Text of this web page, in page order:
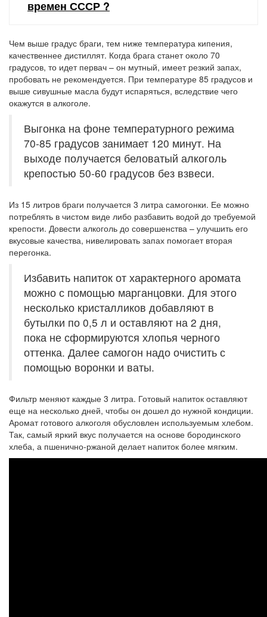
времен СССР ?
Чем выше градус браги, тем ниже температура кипения,
качественнее дистиллят. Когда брага станет около 70
градусов, то идет первач – он мутный, имеет резкий запах,
пробовать не рекомендуется. При температуре 85 градусов и
выше сивушные масла будут испаряться, вследствие чего
окажутся в алкоголе.
Выгонка на фоне температурного режима
70-85 градусов занимает 120 минут. На
выходе получается беловатый алкоголь
крепостью 50-60 градусов без взвеси.
Из 15 литров браги получается 3 литра самогонки. Ее можно
потреблять в чистом виде либо разбавить водой до требуемой
крепости. Довести алкоголь до совершенства – улучшить его
вкусовые качества, нивелировать запах помогает вторая
перегонка.
Избавить напиток от характерного аромата
можно с помощью марганцовки. Для этого
несколько кристалликов добавляют в
бутылки по 0,5 л и оставляют на 2 дня,
пока не сформируются хлопья черного
оттенка. Далее самогон надо очистить с
помощью воронки и ваты.
Фильтр меняют каждые 3 литра. Готовый напиток оставляют
еще на несколько дней, чтобы он дошел до нужной кондиции.
Аромат готового алкоголя обусловлен используемым хлебом.
Так, самый яркий вкус получается на основе бородинского
хлеба, а пшенично-ржаной делает напиток более мягким.